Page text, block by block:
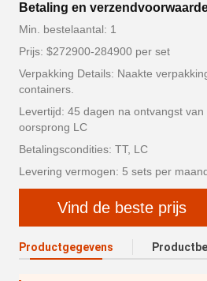
Betaling en
Min. bestelaantal: 1
Prijs: $272900-284900 per set
Verpakking Details: Naakte
containers.
Levertijd: 45 dagen na ontvangst
oorsprong LC
Betalingscondities: TT, LC
Levering vermogen: 5 sets per
Vind de beste prijs
Productgegevens